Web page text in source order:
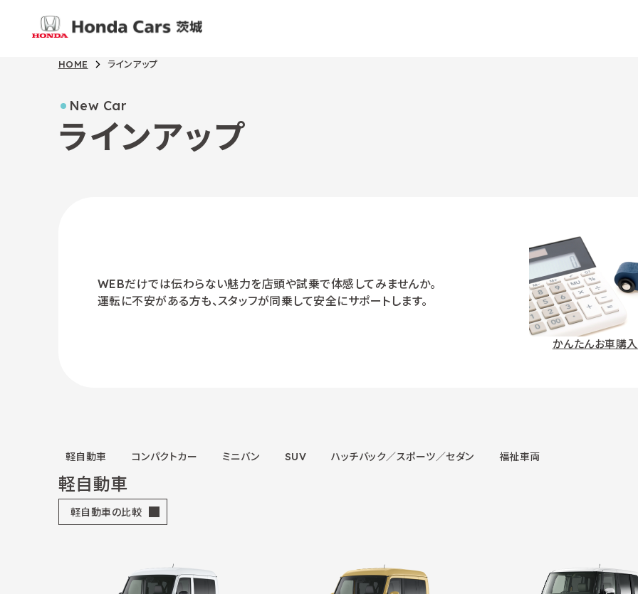
HOME ラインアップ
New Car
ラインアップ
WEBだけでは伝わらない魅力を店頭や試乗で体感してみませんか。
運転に不安がある方も、スタッフが同乗して安全にサポートします。
かんたんお車購
軽自動車 コンパクトカー ミニバン SUV ハッチバック／スポーツ／セダン 福祉車両
軽自動車
軽自動車の比較